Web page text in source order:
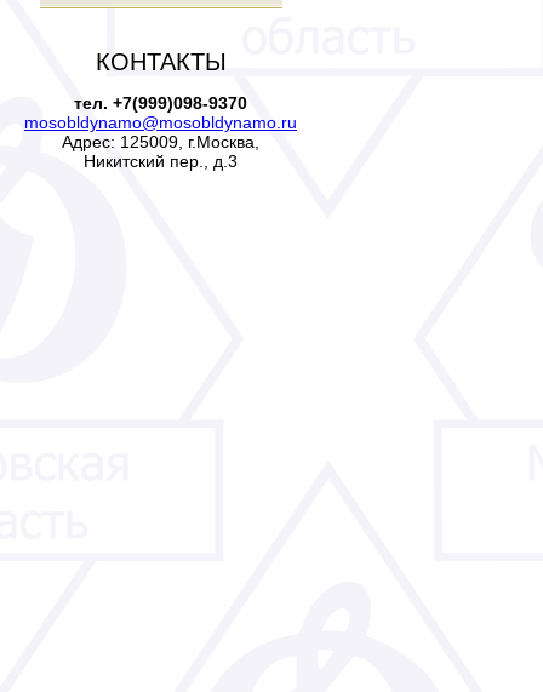
КОНТАКТЫ
тел. +7(999)098-9370
mosobldynamo@mosobldynamo.ru
Адрес: 125009, г.Москва,
Никитский пер., д.3